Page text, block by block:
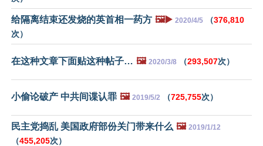
给隔离结束还发烧的英首相一药方 🖼️▶️ 2020/4/5 （376,810
次）
在这种文章下面贴这种帖子… 🖼️ 2020/3/8 （293,507次）
小偷论破产 中共间谍认罪 🖼️ 2019/5/2 （725,755次）
民主党捣乱 美国政府部份关门带来什么 🖼️ 2019/1/12
（455,205次）